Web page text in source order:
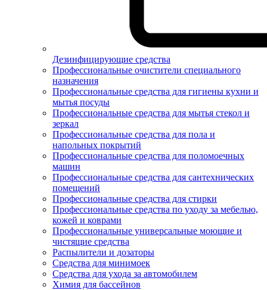
Дезинфицирующие средства
Профессиональные очистители специального
назначения
Профессиональные средства для гигиены кухни и
мытья посуды
Профессиональные средства для мытья стекол и
зеркал
Профессиональные средства для пола и
напольных покрытий
Профессиональные средства для поломоечных
машин
Профессиональные средства для сантехнических
помещений
Профессиональные средства для стирки
Профессиональные средства по уходу за мебелью,
кожей и коврами
Профессиональные универсальные моющие и
чистящие средства
Распылители и дозаторы
Средства для минимоек
Средства для ухода за автомобилем
Химия для бассейнов